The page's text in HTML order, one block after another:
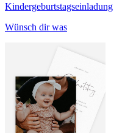
Kindergeburtstagseinladung
Wünsch dir was